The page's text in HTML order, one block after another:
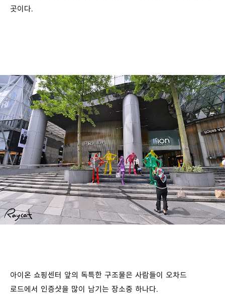
곳이다.
아이온 쇼핑센터 앞의 독특한 구조물은 사람들이 오차드
로드에서 인증샷을 많이 남기는 장소중 하나다.